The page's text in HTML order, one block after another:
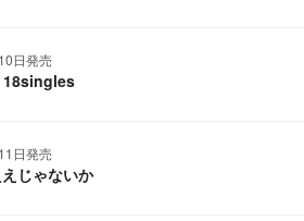
日発売
18singles
日発売
じゃないか